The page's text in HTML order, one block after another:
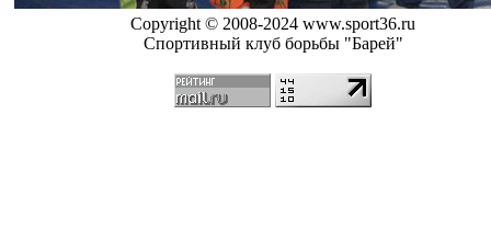
Copyright © 2008-2024 www.sport36.ru
Спортивный клуб борьбы "Барей"